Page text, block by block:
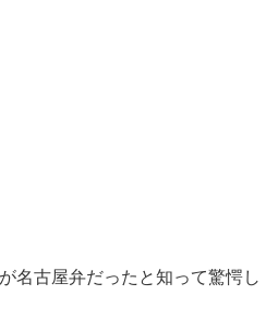
名古屋弁だったと知って驚愕し